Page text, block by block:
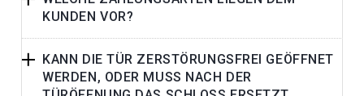
KUNDEN VOR?
KANN DIE TÜR ZERSTÖRUNGSFREI GEÖFFNET
WERDEN, ODER MUSS NACH DER